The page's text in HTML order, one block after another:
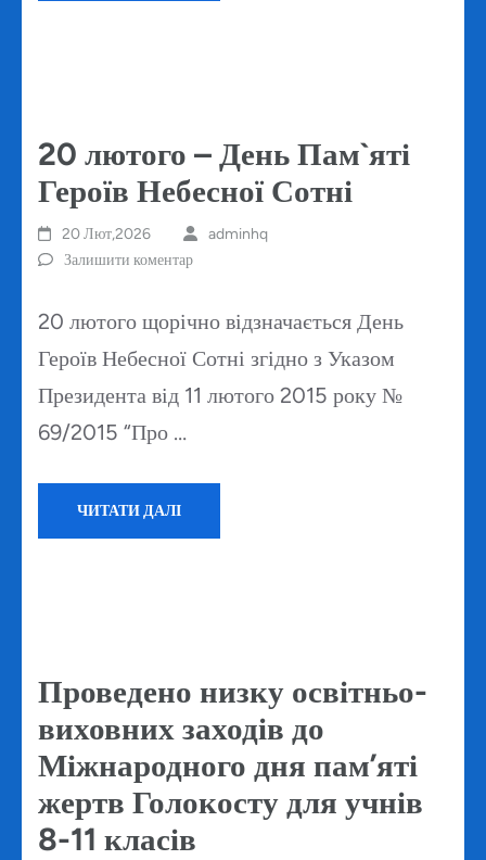
20 лютого – День Пам`яті
Героїв Небесної Сотні
20 Лют,2026
adminhq
Залишити коментар
20 лютого щорічно відзначається День
Героїв Небесної Сотні згідно з Указом
Президента від 11 лютого 2015 року №
69/2015 “Про …
ЧИТАТИ ДАЛІ
Проведено низку освітньо-
виховних заходів до
Міжнародного дня пам’яті
жертв Голокосту для учнів
8-11 класів